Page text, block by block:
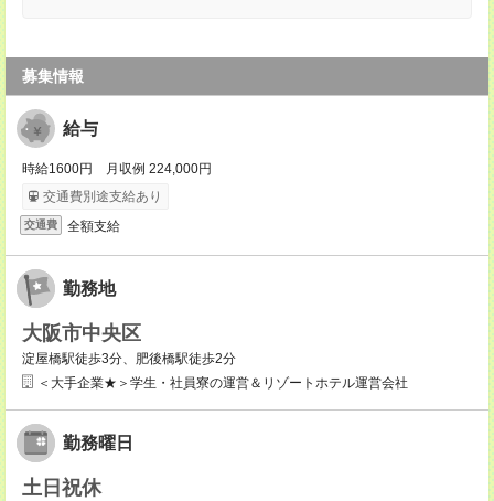
募集情報
給与
時給1600円 月収例 224,000円
交通費別途支給あり
交通費 全額支給
勤務地
大阪市中央区
淀屋橋駅徒歩3分、肥後橋駅徒歩2分
＜大手企業★＞学生・社員寮の運営＆リゾートホテル運営会社
勤務曜日
土日祝休